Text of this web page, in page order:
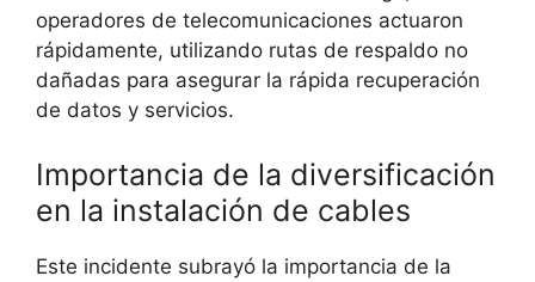
operadores de telecomunicaciones actuaron
rápidamente, utilizando rutas de respaldo no
dañadas para asegurar la rápida recuperación
de datos y servicios.
Importancia de la diversificación
en la instalación de cables
Este incidente subrayó la importancia de la